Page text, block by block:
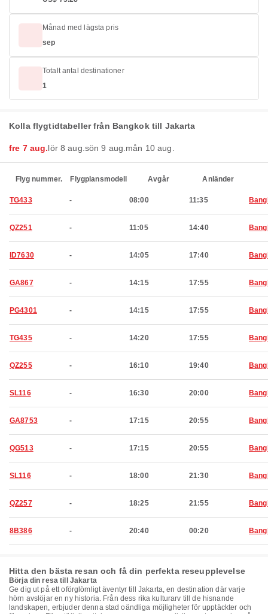
Månad med lägsta pris
sep
Totalt antal destinationer
1
Kolla flygtidtabeller från Bangkok till Jakarta
fre 7 aug.lör 8 aug. sön 9 aug. mån 10 aug.
Flyg nummer. Flygplansmodell Avgår Anländer
TG433 - 08:00 11:35
QZ251 - 11:05 14:40
ID7630 - 14:05 17:40
GA867 - 14:15 17:55
PG4301 - 14:15 17:55
TG435 - 14:20 17:55
QZ255 - 16:10 19:40
SL116 - 16:30 20:00
GA8753 - 17:15 20:55
QG513 - 17:15 20:55
SL116 - 18:00 21:30
QZ257 - 18:25 21:55
8B386 - 20:40 00:20
Hitta den bästa resan och få din perfekta reseupplevelse
Börja din resa till Jakarta
Ge dig ut på ett oförglömligt äventyr till Jakarta, en destination där varje
hörn avslöjar en ny historia. Från dess rika kulturarv till de hisnande
landskapen, erbjuder denna stad oändliga möjligheter för upptäckter och